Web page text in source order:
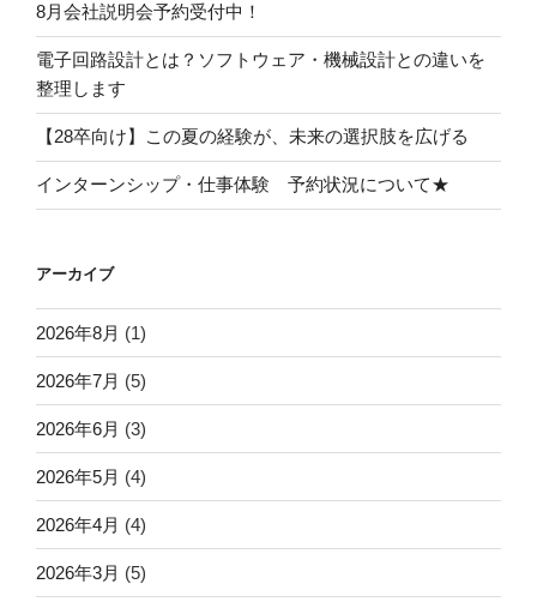
8月会社説明会予約受付中！
電子回路設計とは？ソフトウェア・機械設計との違いを
整理します
【28卒向け】この夏の経験が、未来の選択肢を広げる
インターンシップ・仕事体験 予約状況について★
アーカイブ
2026年8月 (1)
2026年7月 (5)
2026年6月 (3)
2026年5月 (4)
2026年4月 (4)
2026年3月 (5)